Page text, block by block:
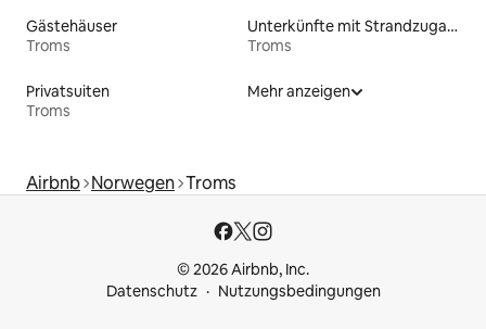
Gästehäuser
Troms
Unterkünfte mit Strandzugang
Troms
Privatsuiten
Troms
Mehr anzeigen
Airbnb Norwegen Troms
© 2026 Airbnb, Inc.
Datenschutz
Nutzungsbedingungen